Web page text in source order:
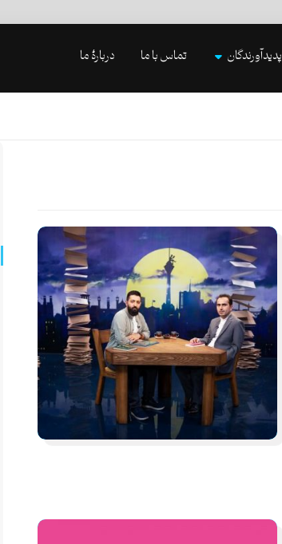
پدیدآورندگان تماس با ما دربارۀ ما